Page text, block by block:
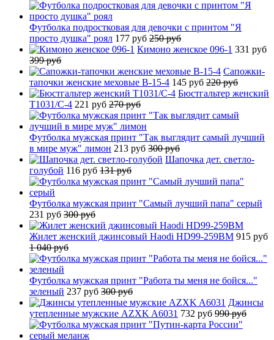
Футболка подростковая для девочки с принтом "Я
просто душка" роял 177 руб 250 руб
Кимоно женское 096-1 331 руб
399 руб
Сапожки-
тапочки женские меховые B-15-4 145 руб 220 руб
Бюстгальтер женский
T1031/C-4 221 руб 270 руб
Футболка мужская принт "Так выглядит самый лучший
в мире муж" лимон 213 руб 300 руб
Шапочка дет. светло-
голубой 116 руб 131 руб
Футболка мужская принт "Самый лучший папа" серый
231 руб 300 руб
Жилет женский джинсовый Haodi HD99-259BM 915 руб
1 040 руб
Футболка мужская принт "Работа ты меня не бойся..."
зеленый 237 руб 300 руб
Джинсы
утепленные мужские AZXK A6031 732 руб 990 руб